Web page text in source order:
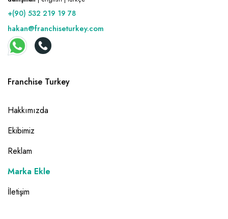
+(90) 532 219 19 78
hakan@franchiseturkey.com
Franchise Turkey
Hakkımızda
Ekibimiz
Reklam
Marka Ekle
İletişim